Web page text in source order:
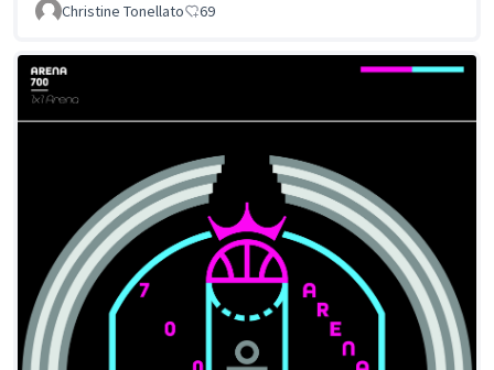
Christine Tonellato 69